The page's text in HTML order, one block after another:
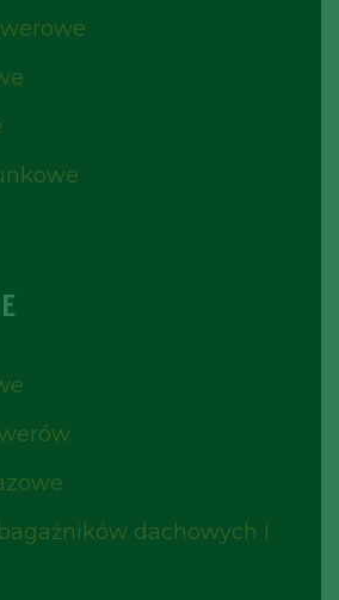
dachowych i